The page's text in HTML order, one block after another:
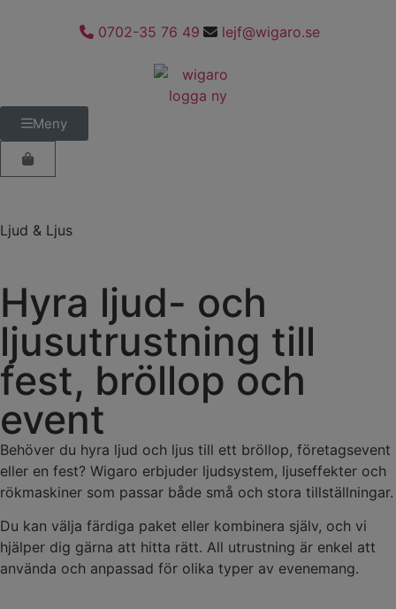
0702-35 76 49 lejf@wigaro.se
Meny
Ljud & Ljus
Hyra ljud- och
ljusutrustning till
fest, bröllop och
event
Behöver du hyra ljud och ljus till ett bröllop, företagsevent
eller en fest? Wigaro erbjuder ljudsystem, ljuseffekter och
rökmaskiner som passar både små och stora tillställningar.
Du kan välja färdiga paket eller kombinera själv, och vi
hjälper dig gärna att hitta rätt. All utrustning är enkel att
använda och anpassad för olika typer av evenemang.